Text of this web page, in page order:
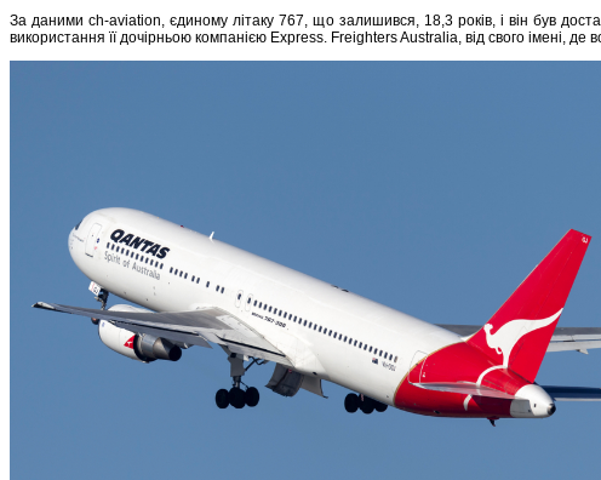
За даними ch-aviation, єдиному літаку 767, що залишився, 18,3 років, і він був
використання її дочірньою компанією Express. Freighters Australia, від свого імені,